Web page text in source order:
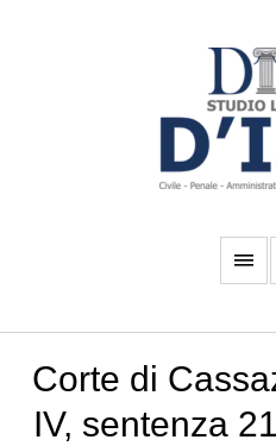
Corte di
IV, sentenza